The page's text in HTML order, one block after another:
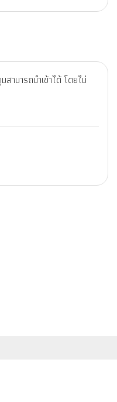
ามารถนำเข้าได้ โดยไม่